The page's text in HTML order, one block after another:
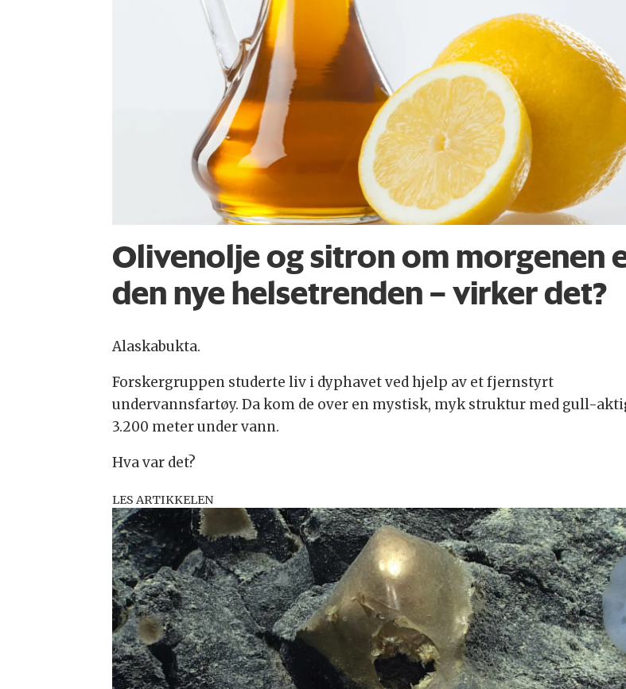
Olivenolje og sitron om morgenen
den nye helsetrenden – virker det?
Alaskabukta.
Forskergruppen studerte liv i dyphavet ved hjelp av et fjernstyrt
undervannsfartøy. Da kom de over en mystisk, myk struktur med gull-
3.200 meter under vann.
Hva var det?
LES ARTIKKELEN